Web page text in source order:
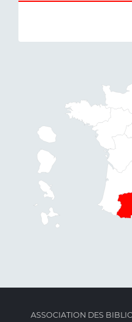
ASSOCIATION DES